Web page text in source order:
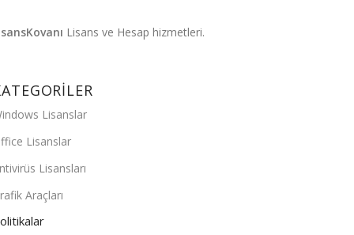
Lisans ve Hesap hizmetleri.
Lisanslar
Lisanslar
Lisansları
Araçları